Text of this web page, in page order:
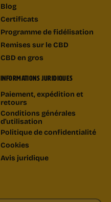
Blog
Certificats
Programme de fidélisation
Remises sur le CBD
CBD en gros
INFORMATIONS JURIDIQUES
Paiement, expédition et
retours
Conditions générales
d'utilisation
Politique de confidentialité
Cookies
Avis juridique